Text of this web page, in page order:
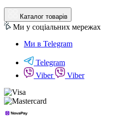
Каталог товарів
Ми у соціальних мережах
Ми в Telegram
Telegram
Viber
Viber